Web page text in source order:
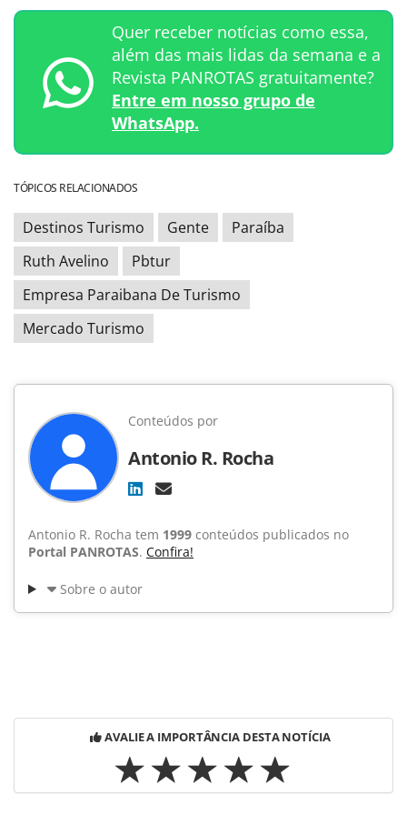
Quer receber notícias como essa,
além das mais lidas da semana e a
Revista PANROTAS gratuitamente?
Entre em nosso grupo de
WhatsApp.
TÓPICOS RELACIONADOS
Destinos Turismo Gente
Paraíba
Ruth Avelino
Pbtur
Empresa Paraibana De Turismo
Mercado Turismo
Conteúdos por
Antonio R. Rocha
Antonio R. Rocha tem 1999 conteúdos publicados no
Portal PANROTAS. Confira!
Sobre o autor
AVALIE A IMPORTÂNCIA DESTA NOTÍCIA